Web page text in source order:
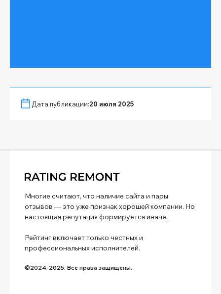
Дата публикации:20 июля 2025
Многие считают, что наличие сайта и пары
отзывов — это уже признак хорошей компании. Но
настоящая репутация формируется иначе.
Рейтинг включает только честных и
профессиональных исполнителей.
©2024-2025. Все права защищены.